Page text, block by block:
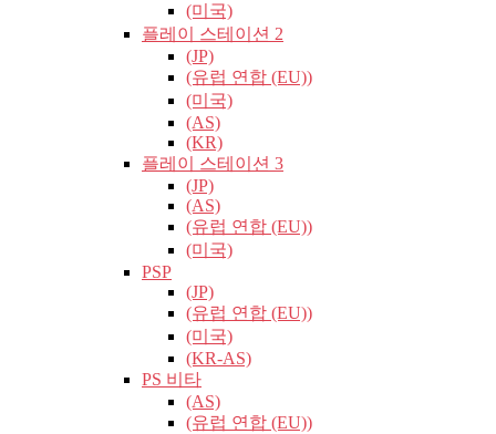
(미국)
플레이 스테이션 2
(JP)
(유럽​​ 연합 (EU))
(미국)
(AS)
(KR)
플레이 스테이션 3
(JP)
(AS)
(유럽​​ 연합 (EU))
(미국)
PSP
(JP)
(유럽​​ 연합 (EU))
(미국)
(KR-AS)
PS 비타
(AS)
(유럽​​ 연합 (EU))